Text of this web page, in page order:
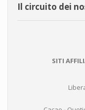
Il circuito dei
SITI